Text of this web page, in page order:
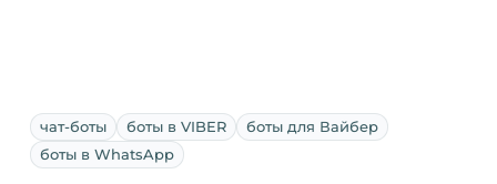
чат-боты боты в VIBER
боты для Вайбер
боты в WhatsApp